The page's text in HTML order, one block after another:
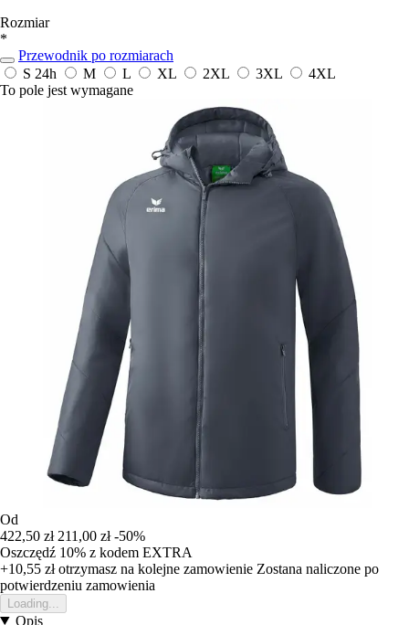
Rozmiar
*
Przewodnik po rozmiarach
S 24h M L XL 2XL 3XL
4XL
To pole jest wymagane
Od
422,50 zł 211,00 zł -50%
Oszczędź 10% z kodem EXTRA
+10,55 złotrzymasz na kolejne zamowienie Zostana naliczone po
potwierdzeniu zamowienia
Loading...
Opis